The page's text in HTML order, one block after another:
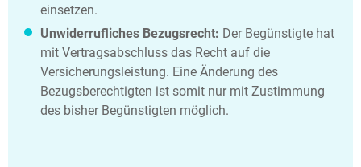
einsetzen.
Unwiderrufliches Bezugsrecht: Der Begünstigte hat
mit Vertragsabschluss das Recht auf die
Versicherungsleistung. Eine Änderung des
Bezugsberechtigten ist somit nur mit Zustimmung
des bisher Begünstigten möglich.